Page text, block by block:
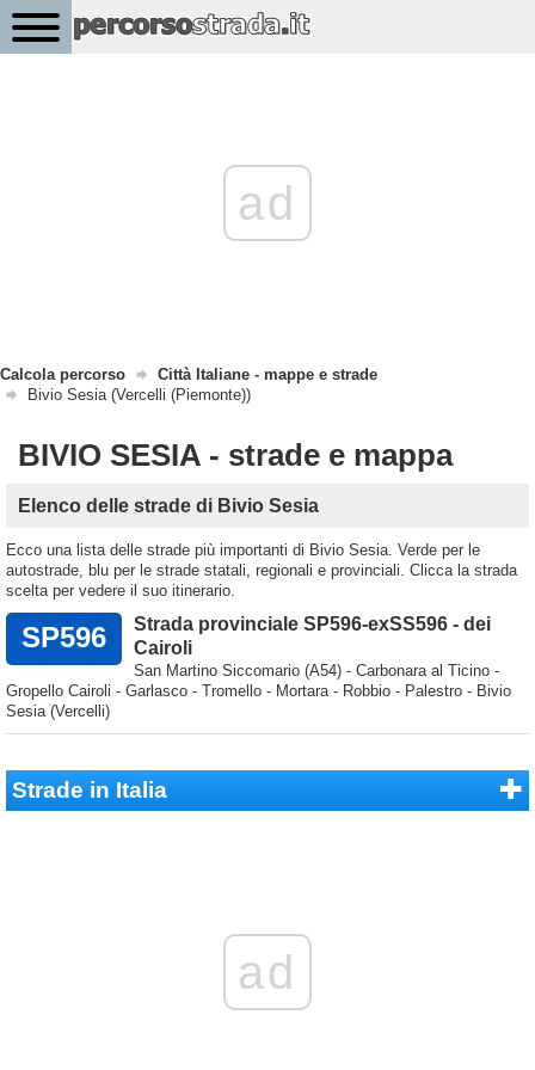
ad
Calcola percorso
Città Italiane - mappe e strade
Bivio Sesia (Vercelli (Piemonte))
BIVIO SESIA - strade e mappa
Elenco delle strade di Bivio Sesia
Ecco una lista delle strade più importanti di Bivio Sesia. Verde per le
autostrade, blu per le strade statali, regionali e provinciali. Clicca la strada
scelta per vedere il suo itinerario.
SP596
Strada provinciale SP596-exSS596 - dei
Cairoli
San Martino Siccomario (A54) - Carbonara al Ticino -
Gropello Cairoli - Garlasco - Tromello - Mortara - Robbio - Palestro - Bivio
Sesia (Vercelli)
Strade in Italia
ad